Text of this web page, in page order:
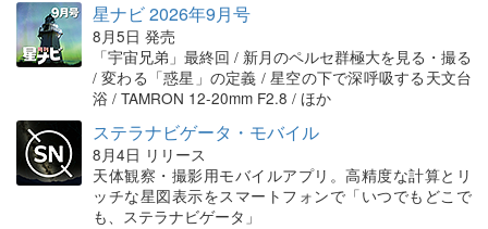
星ナビ 2026年9月号
8月5日 発売
「宇宙兄弟」最終回 / 新月のペルセ群極大を見る・撮る
/ 変わる「惑星」の定義 / 星空の下で深呼吸する天文台
浴 / TAMRON 12-20mm F2.8 / ほか
ステラナビゲータ・モバイル
8月4日 リリース
天体観察・撮影用モバイルアプリ。高精度な計算とリ
ッチな星図表示をスマートフォンで「いつでもどこで
も、ステラナビゲータ」